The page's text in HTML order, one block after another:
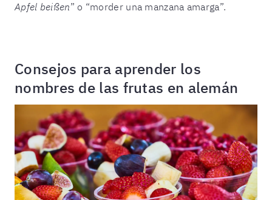
Apfel beißen” o “morder una manzana amarga”.
Consejos para aprender los
nombres de las frutas en alemán